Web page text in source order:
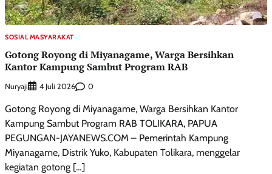
SOSIAL MASYARAKAT
Gotong Royong di Miyanagame, Warga Bersihkan
Kantor Kampung Sambut Program RAB
Nuryaji 4 Juli 2026 0
Gotong Royong di Miyanagame, Warga Bersihkan Kantor
Kampung Sambut Program RAB TOLIKARA, PAPUA
PEGUNGAN-JAYANEWS.COM – Pemerintah Kampung
Miyanagame, Distrik Yuko, Kabupaten Tolikara, menggelar
kegiatan gotong […]